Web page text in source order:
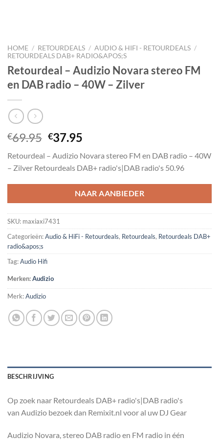
HOME / RETOURDEALS / AUDIO & HIFI - RETOURDEALS /
RETOURDEALS DAB+ RADIO&APOS;S
Retourdeal – Audizio Novara stereo FM
en DAB radio – 40W – Zilver
€69.95 Oorspronkelijke
was:
€69.95.
€37.95
is:
€37.95.
Retourdeal – Audizio Novara stereo FM en DAB radio – 40W
– Zilver Retourdeals DAB+ radio's|DAB radio's 50.96
NAAR AANBIEDER
SKU: maxiaxi7431
Categorieën:Audio & HiFi - Retourdeals, Retourdeals, Retourdeals DAB+
radio&apos;s
Tag:Audio Hifi
Merken:Audizio
Merk:Audizio
BESCHRIJVING
Op zoek naar Retourdeals DAB+ radio's|DAB radio's
van Audizio bezoek dan Remixit.nl voor al uw DJ Gear
Audizio Novara, stereo DAB radio en FM radio in één